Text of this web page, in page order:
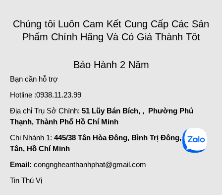
Chúng tôi Luôn Cam Kết Cung Cấp Các Sản
Phẩm Chính Hãng Và Có Giá Thành Tôt
Bảo Hành 2 Năm
Bạn cần hỗ trợ
Hotline :0938.11.23.99
Địa chỉ Trụ Sở Chính: 51 Lũy Bán Bích, , Phường Phú
Thạnh, Thành Phố Hồ Chí Minh
Chi Nhánh 1: 445/38 Tân Hòa Đông, Bình Trị Đông, Bình
Tân, Hồ Chí Minh
Email: congngheanthanhphat@gmail.com
Tin Thú Vị